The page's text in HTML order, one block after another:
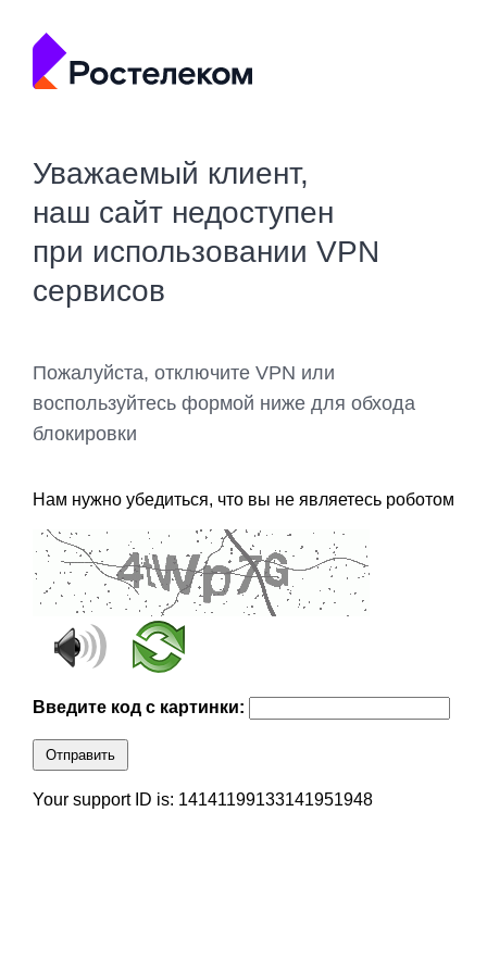
Уважаемый клиент,
наш сайт недоступен
при использовании VPN
сервисов
Пожалуйста, отключите VPN или
воспользуйтесь формой ниже для обхода
блокировки
Нам нужно убедиться, что вы не являетесь роботом
Введите код с картинки:
Отправить
Your support ID is: 14141199133141951948